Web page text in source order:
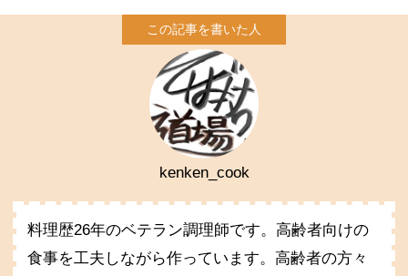
kenken_cook
料理歴26年のベテラン調理師です。高齢者向けの
食事を工夫しながら作っています。高齢者の方々